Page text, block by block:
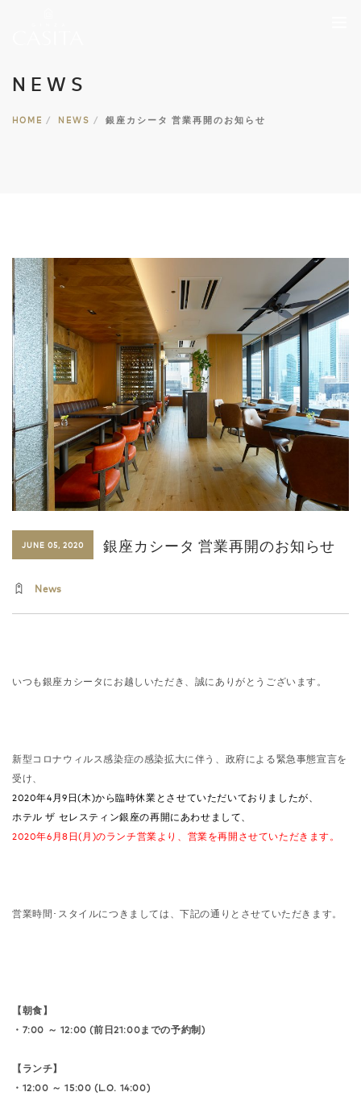
HOME
GALLERY
ACCESS
03-5537-3535
NEWS
HOME NEWS 銀座カシータ 営業再開のお知らせ
JUNE 05, 2020 銀座カシータ 営業再開のお知らせ
News
いつも銀座カシータにお越しいただき、誠にありがとうございます。
新型コロナウィルス感染症の感染拡大に伴う、政府による緊急事態宣言を
受け、
2020年4月9日(木)から臨時休業とさせていただいておりましたが、
ホテル ザ セレスティン銀座の再開にあわせまして、
2020年6月8日(月)のランチ営業より、営業を再開させていただきます。
営業時間･スタイルにつきましては、下記の通りとさせていただきます。
【朝食】
・7:00 ～ 12:00 (前日21:00までの予約制)
【ランチ】
・12:00 ～ 15:00 (L.O. 14:00)